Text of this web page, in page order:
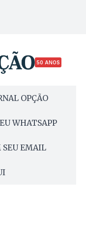
50 ANOS
OPÇÃO
WHATSAPP
SEU EMAIL